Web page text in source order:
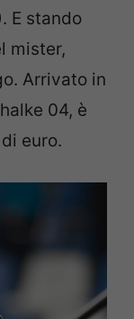
. E stando
mister,
Arrivato in
04, è
euro.